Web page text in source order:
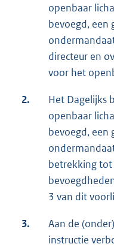
openbaar
bevoegd, een
directeur en
voor het
2.
Het Dagelijks
openbaar
bevoegd, een
betrekking
3 van dit
3.
Aan de
instructie